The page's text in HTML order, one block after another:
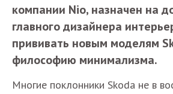
компании Nio, назначен на
главного дизайнера
прививать новым моделям
философию минимализма.
Многие поклонники Skoda не в